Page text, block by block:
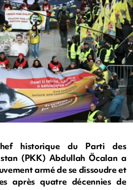
historique du Parti des
(PKK) Abdullah Öcalan a
armé de se dissoudre et
après quatre décennies de